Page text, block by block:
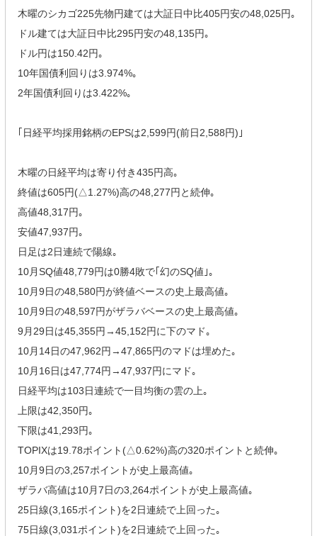
木曜のシカゴ225先物円建ては大証日中比405円安の48,025円｡
ドル建ては大証日中比295円安の48,135円｡
ドル円は150.42円｡
10年国債利回りは3.974%｡
2年国債利回りは3.422%｡
｢日経平均採用銘柄のEPSは2,599円(前日2,588円)｣
木曜の日経平均は寄り付き435円高｡
終値は605円(△1.27%)高の48,277円と続伸｡
高値48,317円｡
安値47,937円｡
日足は2日連続で陽線｡
10月SQ値48,779円は0勝4敗で｢幻のSQ値｣｡
10月9日の48,580円が終値ベースの史上最高値｡
10月9日の48,597円がザラバベースの史上最高値｡
9月29日は45,355円→45,152円に下のマド｡
10月14日の47,962円→47,865円のマドは埋めた｡
10月16日は47,774円→47,937円にマド｡
日経平均は103日連続で一目均衡の雲の上｡
上限は42,350円｡
下限は41,293円｡
TOPIXは19.78ポイント(△0.62%)高の320ポイントと続伸｡
10月9日の3,257ポイントが史上最高値｡
ザラバ高値は10月7日の3,264ポイントが史上最高値｡
25日線(3,165ポイント)を2日連続で上回った｡
75日線(3,031ポイント)を2日連続で上回った｡